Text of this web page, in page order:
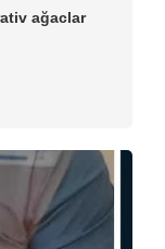
ağaclar